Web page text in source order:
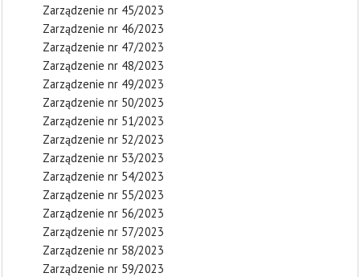
Zarządzenie nr 45/2023
Zarządzenie nr 46/2023
Zarządzenie nr 47/2023
Zarządzenie nr 48/2023
Zarządzenie nr 49/2023
Zarządzenie nr 50/2023
Zarządzenie nr 51/2023
Zarządzenie nr 52/2023
Zarządzenie nr 53/2023
Zarządzenie nr 54/2023
Zarządzenie nr 55/2023
Zarządzenie nr 56/2023
Zarządzenie nr 57/2023
Zarządzenie nr 58/2023
Zarządzenie nr 59/2023